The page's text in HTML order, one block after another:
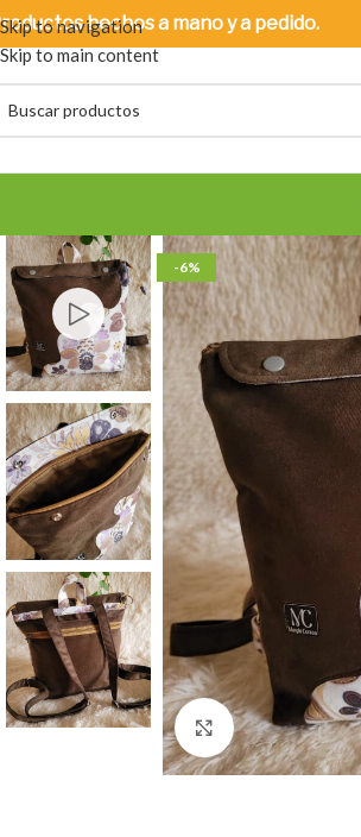
Skip to navigation
Skip to main content
hechos a mano y a pedido.
-6%
Clic para ampliar